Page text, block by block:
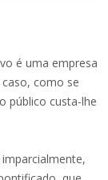
é uma empresa
como se
público custa-lhe